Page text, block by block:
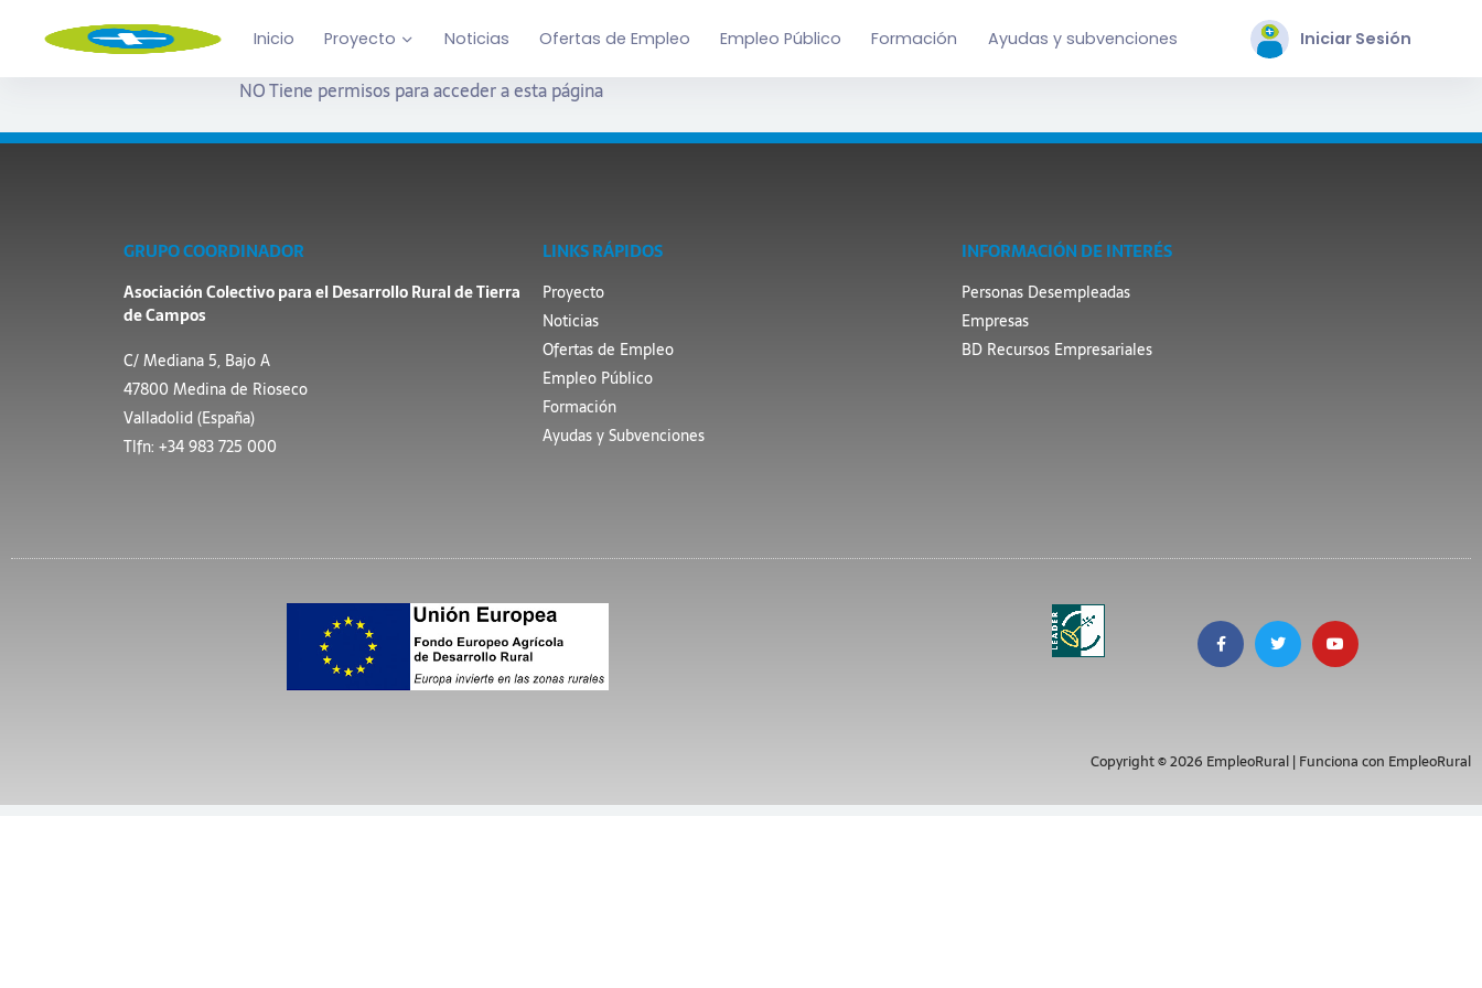
Inicio Proyecto Noticias Ofertas de Empleo Empleo Público Formación Ayudas y subvenciones Iniciar Sesión
NO Tiene permisos para acceder a esta página
GRUPO COORDINADOR
Asociación Colectivo para el Desarrollo Rural de Tierra
de Campos
C/ Mediana 5, Bajo A
47800 Medina de Rioseco
Valladolid (España)
Tlfn: +34 983 725 000
LINKS RÁPIDOS
Proyecto
Noticias
Ofertas de Empleo
Empleo Público
Formación
Ayudas y Subvenciones
INFORMACIÓN DE INTERÉS
Personas Desempleadas
Empresas
BD Recursos Empresariales
Copyright © 2026 EmpleoRural | Funciona con EmpleoRural